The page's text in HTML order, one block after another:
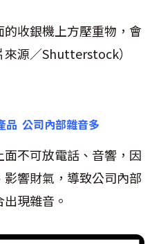
收銀機上方壓重物，會
來源／Shutterstock）
品 公司內部雜音多
不可放電話、音響，因
響財氣，導致公司內部
現雜音。